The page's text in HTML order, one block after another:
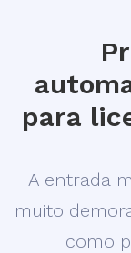
para
A entrada
muito
como